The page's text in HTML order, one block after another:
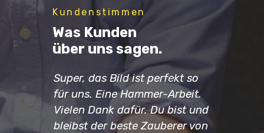
Kundenstimmen
Was Kunden
über uns sagen.
wir
Super, das Bild ist perfekt so
für uns. Eine Hammer-Arbeit.
Vielen Dank dafür. Du bist und
bleibst der beste Zauberer von